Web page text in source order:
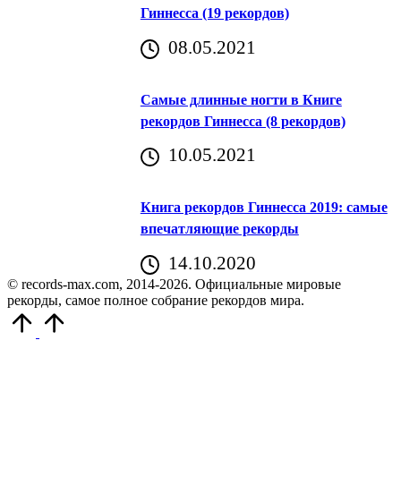
Гиннесса (19 рекордов)
08.05.2021
Самые длинные ногти в Книге
рекордов Гиннесса (8 рекордов)
10.05.2021
Книга рекордов Гиннесса 2019: самые
впечатляющие рекорды
14.10.2020
© records-max.com, 2014-2026. Официальные мировые
рекорды, самое полное собрание рекордов мира.